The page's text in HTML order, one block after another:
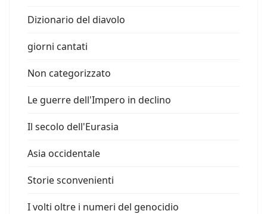
Dizionario del diavolo
giorni cantati
Non categorizzato
Le guerre dell'Impero in declino
Il secolo dell'Eurasia
Asia occidentale
Storie sconvenienti
I volti oltre i numeri del genocidio